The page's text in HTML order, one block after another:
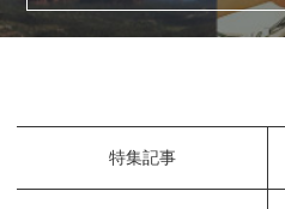
特集記事